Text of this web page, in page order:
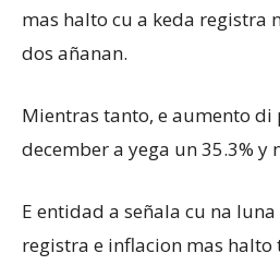
mas halto cu a keda registra
dos añanan.
Mientras tanto, e aumento
december a yega un 35.3% y
E entidad a señala cu na
registra e inflacion mas halto